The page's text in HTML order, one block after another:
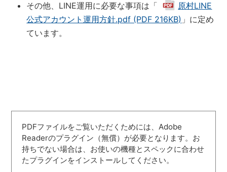
その他、LINE運用に必要な事項は「
原村LINE
公式アカウント運用方針.pdf (PDF 216KB) 」に定め
ています。
PDFファイルをご覧いただくためには、Adobe
Readerのプラグイン（無償）が必要となります。お
持ちでない場合は、お使いの機種とスペックに合わせ
たプラグインをインストールしてください。